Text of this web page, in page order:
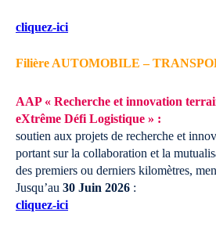
cliquez-ici
Filière AUTOMOBILE –
AAP « Recherche et innovation
eXtrême Défi Logistique » :
soutien aux projets de recherche et
portant sur la collaboration et la
des premiers ou derniers kilomètres,
Jusqu’au 30 Juin 2026 :
cliquez-ici